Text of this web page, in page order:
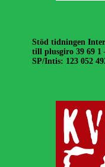
Stöd tidningen
till plusgiro 39 69 1
SP/Intis: 123 052